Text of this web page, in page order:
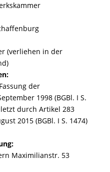
(verliehen in der
der
1998 (BGBl. I S.
durch Artikel 283
2015 (BGBl. I S. 1474)
Maximilianstr. 53